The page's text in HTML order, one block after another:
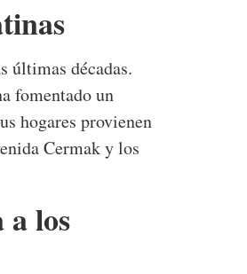
últimas décadas.
fomentado un
hogares provienen
Cermak y los
los